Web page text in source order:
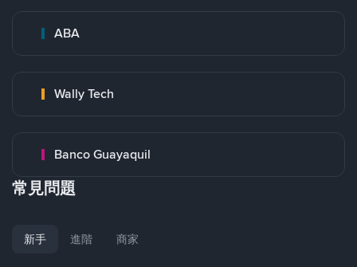
ABA
Wally Tech
Banco Guayaquil
常見問題
新手 進階 商家